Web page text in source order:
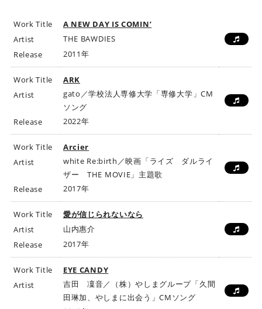
[
タ
ジ
ツ
社
Work Title
A NEW DAY IS COMIN’
Artist
THE BAWDIES
Release
2011年
Work Title
ARK
Artist
gato／学校法人専修大学「専修大学」CM
ソング
Release
2022年
Work Title
Arcier
Artist
white Re:birth／映画「ライズ ダルライ
ザー THE MOVIE」主題歌
Release
2017年
Work Title
愛が信じられないなら
Artist
山内惠介
Release
2017年
Work Title
EYE CANDY
Artist
吉田 凜音／（株）やしまグループ「久間
田琳加、やしまに出会う」CMソング